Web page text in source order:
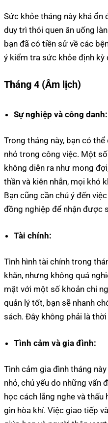
Sức khỏe tháng này khá ổn
duy trì thói quen ăn uống
bạn đã có tiền sử về các
ý kiểm tra sức khỏe định kỳ
Tháng 4 (Âm lịch)
Sự nghiệp và công danh:
Trong tháng này, bạn có
nhỏ trong công việc. Một
không diễn ra như mong
thần và kiên nhẫn, mọi khó
Bạn cũng cần chú ý đến
đồng nghiệp để nhận được
Tài chính:
Tình hình tài chính trong
khăn, nhưng không quá
mặt với một số khoản chi
quản lý tốt, bạn sẽ nhanh
sách. Đây không phải là
Tình cảm và gia đình:
Tình cảm gia đình tháng
nhỏ, chủ yếu do những vấn
học cách lắng nghe và
gìn hòa khí. Việc giao tiếp